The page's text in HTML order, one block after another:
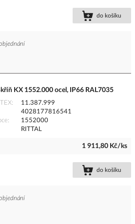
do košíku
KX 1552.000 ocel, IP66 RAL7035
11.387.999
4028177816541
1552000
RITTAL
1 911,80 Kč/ks
do košíku